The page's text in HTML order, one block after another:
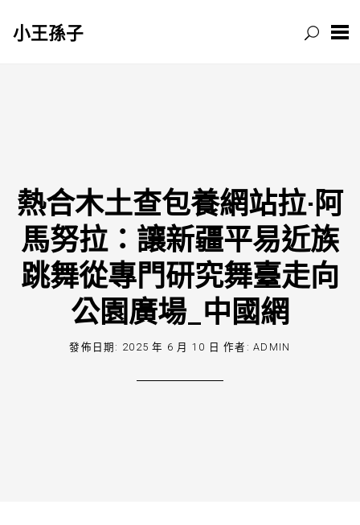
小王孫子
熱合木土查包養網站拉·阿
馬努拉：讓新疆平易近族
跳舞從專門研究舞臺走向
公園廣場_中國網
發佈日期: 2025 年 6 月 10 日 作者:ADMIN